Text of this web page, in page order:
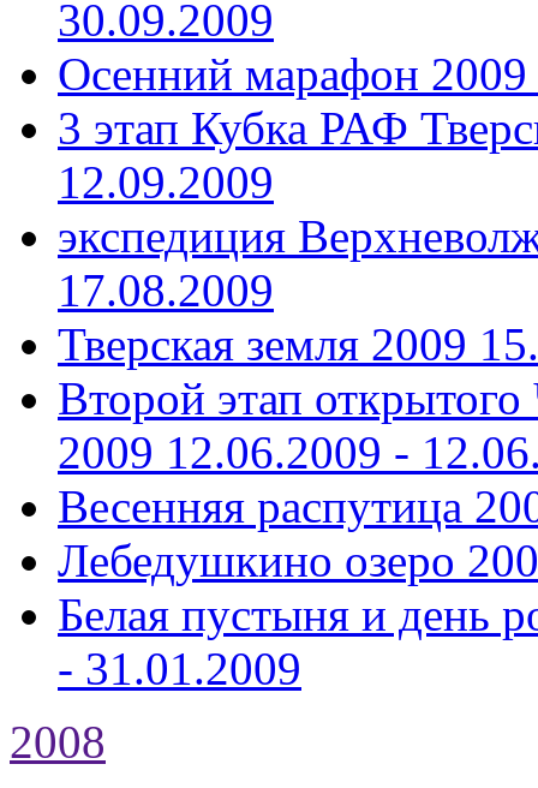
30.09.2009
Осенний марафон 2009
3 этап Кубка РАФ
12.09.2009
экспедиция
17.08.2009
Тверская земля 2009
Второй этап
2009 12.06.2009 -
Весенняя распутица
Лебедушкино озеро
Белая пустыня и день
- 31.01.2009
2008